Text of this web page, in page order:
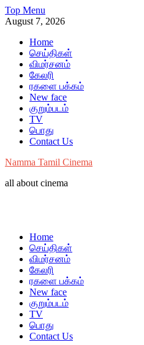
Skip
to
Top Menu
August 7, 2026
Home
செய்திகள்
விமர்சனம்
கேலரி
ரகளை பக்கம்
New face
குறும்படம்
TV
பொது
Contact Us
Namma Tamil Cinema
all about cinema
Home
செய்திகள்
விமர்சனம்
கேலரி
ரகளை பக்கம்
New face
குறும்படம்
TV
பொது
Contact Us